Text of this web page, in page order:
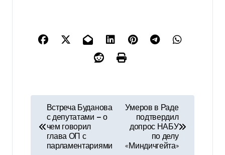
Встреча Буданова
с депутатами — о
чем говорил
глава ОП с
парламентариями
Умеров в Раде
подтвердил
допрос НАБУ
по делу
«Миндичгейта»